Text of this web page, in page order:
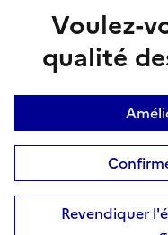
Voulez-
qualité
Revendiquer